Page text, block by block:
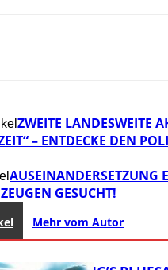
ZWEITE LANDESWEITE
– ENTDECKE DEN
AUSEINANDERSETZUNG
GESUCHT!
Mehr vom Autor